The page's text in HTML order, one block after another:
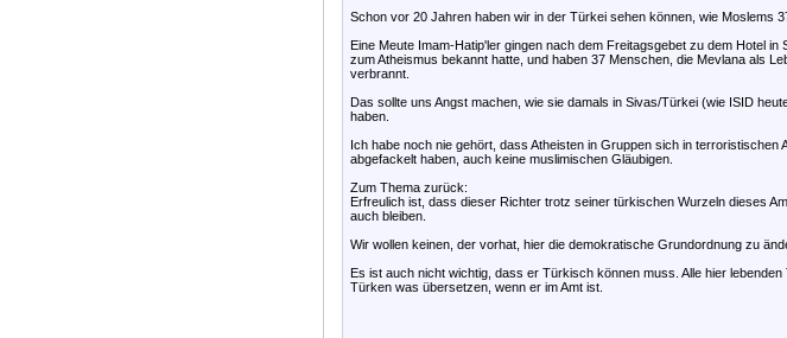
Schon vor 20 Jahren haben wir in der Türkei sehen können, wie Moslems
Eine Meute Imam-Hatip'ler gingen nach dem Freitagsgebet zu dem Hotel
zum Atheismus bekannt hatte, und haben 37 Menschen, die Mevlana als
verbrannt.
Das sollte uns Angst machen, wie sie damals in Sivas/Türkei (wie ISID
haben.
Ich habe noch nie gehört, dass Atheisten in Gruppen sich in
abgefackelt haben, auch keine muslimischen Gläubigen.
Zum Thema zurück:
Erfreulich ist, dass dieser Richter trotz seiner türkischen Wurzeln dieses
auch bleiben.
Wir wollen keinen, der vorhat, hier die demokratische Grundordnung zu
Es ist auch nicht wichtig, dass er Türkisch können muss. Alle hier
Türken was übersetzen, wenn er im Amt ist.